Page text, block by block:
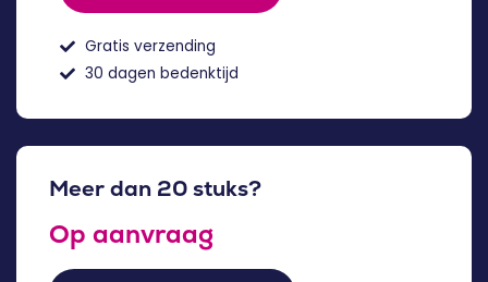
Gratis verzending
30 dagen bedenktijd
Meer dan 20 stuks?
Op aanvraag